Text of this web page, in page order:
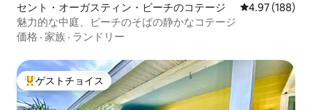
セント・オーガスティン・ビーチのコテージ レビュー188
4.97 (188)
魅力的な中庭、ビーチのそばの静かなコテージ
価格 · 家族 · ランドリー
大好評のゲストチョイスです。
ゲストチョイス